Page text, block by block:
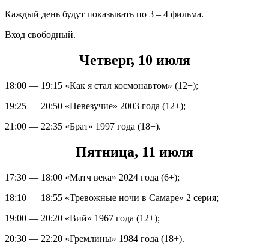
Каждый день будут показывать по 3 – 4 фильма.
Вход свободный.
Четверг, 10 июля
18:00 — 19:15 «Как я стал космонавтом» (12+);
19:25 — 20:50 «Невезучие» 2003 года (12+);
21:00 — 22:35 «Брат» 1997 года (18+).
Пятница, 11 июля
17:30 — 18:00 «Матч века» 2024 года (6+);
18:10 — 18:55 «Тревожные ночи в Самаре» 2 серия;
19:00 — 20:20 «Вий» 1967 года (12+);
20:30 — 22:20 «Гремлины» 1984 года (18+).